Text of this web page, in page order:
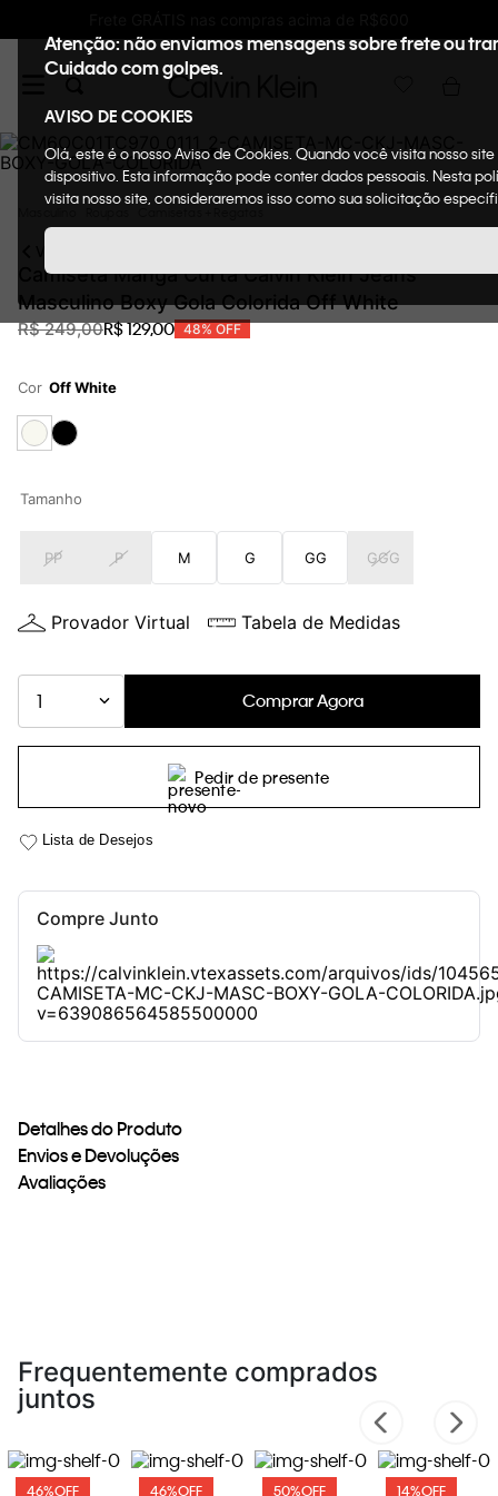
Atenção: não enviamos mensagens sobre frete ou
Cuidado com golpes.
AVISO DE COOKIES
Olá, este é o nosso Aviso de Cookies. Quando você visita nosso
dispositivo. Esta informação pode conter dados pessoais. Nesta
visita nosso site, consideraremos isso como sua solicitação
Camiseta Manga Curta Calvin Klein Jeans
Masculino Boxy Gola Colorida Off White
R$ 249,00R$129,00 48% OFF
Cor Off White
Tamanho
PP P M G GG GGG
Provador Virtual Tabela de Medidas
1 Comprar Agora
Pedir de presente
Compre Junto
Detalhes do Produto
Envios e Devoluções
Avaliações
Frequentemente comprados
juntos
46%OFF 46%OFF 50%OFF 14%OFF